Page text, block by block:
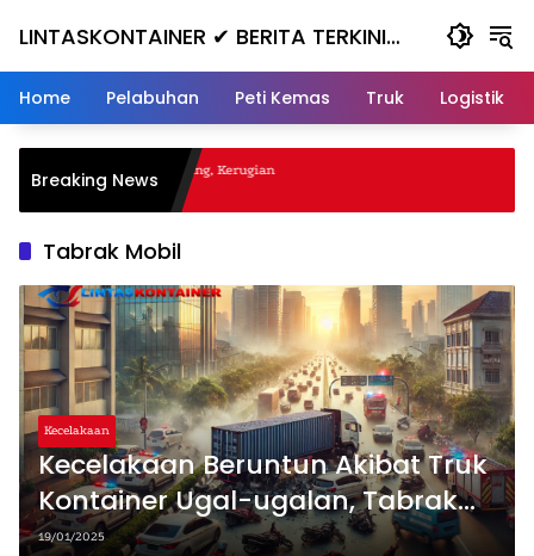
LINTASKONTAINER ✔ BERITA TERKINI
KONTAINER TERBARU HARI INI
Home Pelabuhan Peti Kemas Truk Logistik
Breaking News
Nanjak, Masuk ke Jurang, Kerugian
Tabrak Mobil
Kecelakaan
Kecelakaan Beruntun Akibat Truk
Kontainer Ugal-ugalan, Tabrak
Motor dan Mobil di Tangerang
19/01/2025